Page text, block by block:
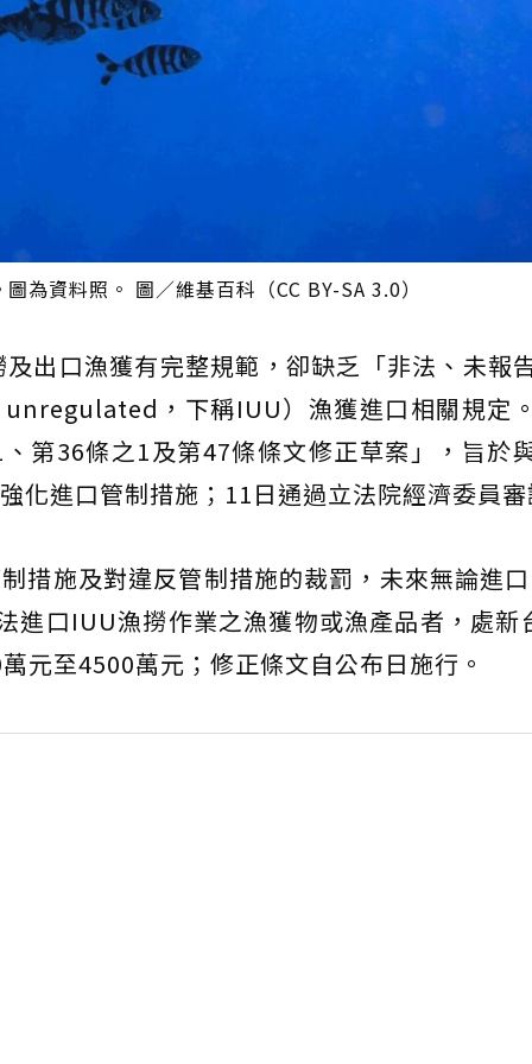
為資料照。 圖／維基百科（CC BY-SA 3.0）
出口漁獲有完整規範，卻缺乏「非法、未報
，下稱IUU）漁獲進口相關規定
第36條之1及第47條條文修正草案」，旨於
化進口管制措施；11日通過立法院經濟委員
措施及對違反管制措施的裁罰，未來無論進
進口IUU漁撈作業之漁獲物或漁產品者，處新
元至4500萬元；修正條文自公布日施行。